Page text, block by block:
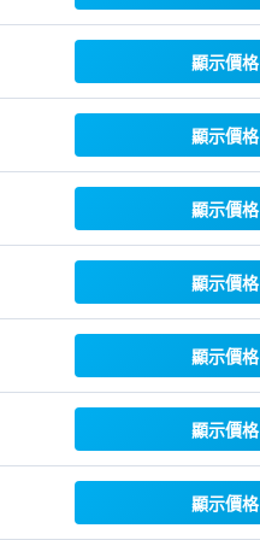
顯示價格
顯示價格
顯示價格
顯示價格
顯示價格
顯示價格
顯示價格